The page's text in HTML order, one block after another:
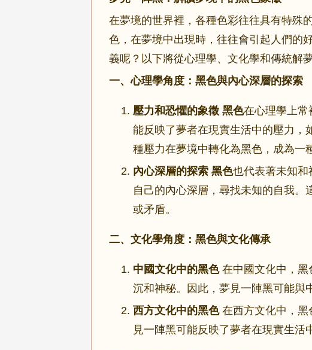
在夢境的世界裡，各種色彩往往具有特殊
色，在夢境中出現時，往往會引起人們的
義呢？以下將從心理學、文化學和傳統解
一、心理學角度：黑色與內心深層的探索
壓力和恐懼的象徵 黑色在心理學上常
能反映了夢者在現實生活中的壓力，
種壓力在夢境中轉化為黑色，成為一
內心深層的探索 黑色也代表著未知和
自己的內心深層，尋找未知的自我。
或矛盾。
二、文化學角度：黑色與文化傳承
中國文化中的黑色在中國文化中，黑
沉和神秘。因此，夢見一陣黑可能與
西方文化中的黑色在西方文化中，黑
見一陣黑可能反映了夢者在現實生活